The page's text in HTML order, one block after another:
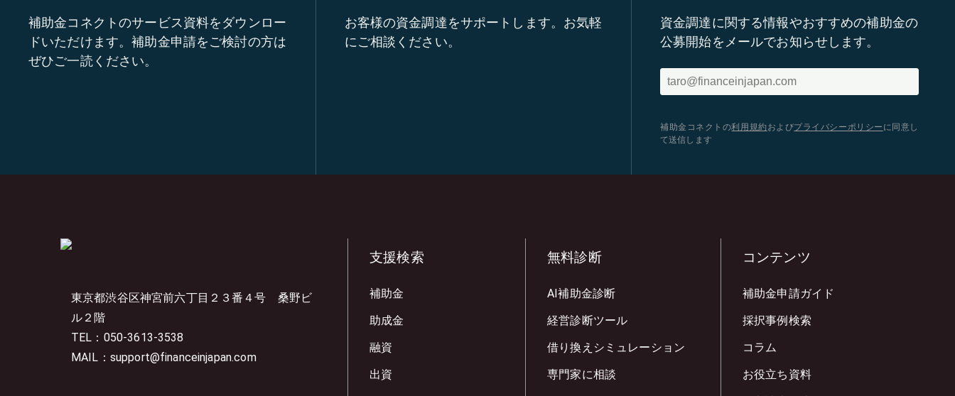
補助金コネクトのサービス資料をダウンロー
ドいただけます。補助金申請をご検討の方は
ぜひご一読ください。
お客様の資金調達をサポートします。お気軽
にご相談ください。
資金調達に関する情報やおすすめの補助金の
公募開始をメールでお知らせします。
補助金コネクトの利用規約 およびプライバシーポリシー に同意し
て送信します
東京都渋谷区神宮前六丁目２３番４号 桑野ビ
ル２階
TEL：050-3613-3538
MAIL：support@financeinjapan.com
支援検索
補助金
助成金
融資
出資
無料診断
AI補助金診断
経営診断ツール
借り換えシミュレーション
専門家に相談
コンテンツ
補助金申請ガイド
採択事例検索
コラム
お役立ち資料